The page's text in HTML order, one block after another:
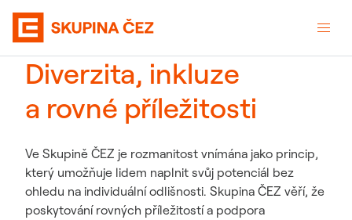
Diverzita, inkluze
a rovné příležitosti
Ve Skupině ČEZ je rozmanitost vnímána jako princip,
který umožňuje lidem naplnit svůj potenciál bez
ohledu na individuální odlišnosti. Skupina ČEZ věří, že
poskytování rovných příležitostí a podpora